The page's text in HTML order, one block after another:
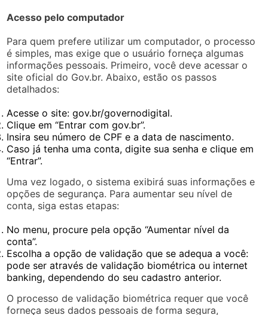
Acesso pelo computador
Para quem prefere utilizar um computador, o processo
é simples, mas exige que o usuário forneça algumas
informações pessoais. Primeiro, você deve acessar o
site oficial do Gov.br. Abaixo, estão os passos
detalhados:
Acesse o site: gov.br/governodigital.
Clique em “Entrar com gov.br”.
Insira seu número de CPF e a data de nascimento.
Caso já tenha uma conta, digite sua senha e clique em
“Entrar”.
Uma vez logado, o sistema exibirá suas informações e
opções de segurança. Para aumentar seu nível de
conta, siga estas etapas:
No menu, procure pela opção “Aumentar nível da
conta”.
Escolha a opção de validação que se adequa a você:
pode ser através de validação biométrica ou internet
banking, dependendo do seu cadastro anterior.
O processo de validação biométrica requer que você
forneça seus dados pessoais de forma segura,